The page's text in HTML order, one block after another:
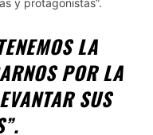
y protagonistas”.
LA
POR LA
SUS